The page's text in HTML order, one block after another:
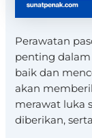
Perawatan
penting
baik dan
akan
merawat luka
diberikan,